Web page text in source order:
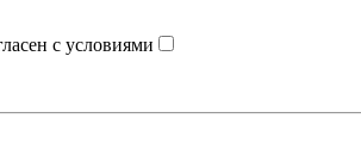
с условиями